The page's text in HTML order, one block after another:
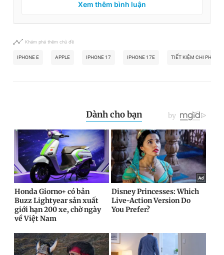
Xem thêm bình luận
Khám phá thêm chủ đề
IPHONE E APPLE IPHONE 17 IPHONE 17E TIẾT KIỆM CHI PHÍ